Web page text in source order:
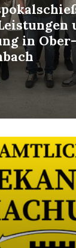
in Ober-